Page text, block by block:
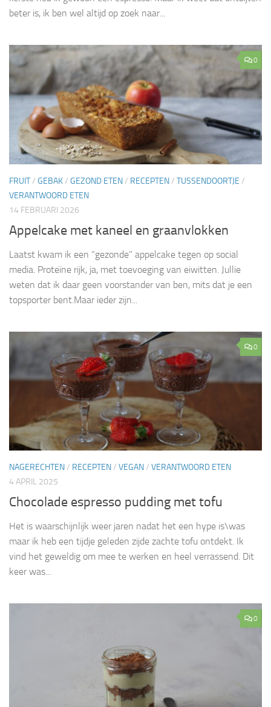
beter is, ik ben wel altijd op zoek naar...
0
FRUIT/ GEBAK/ GEZOND ETEN/ RECEPTEN/ TUSSENDOORTJE /
VERANTWOORD ETEN
14 FEBRUARI 2026
Appelcake met kaneel en graanvlokken
Laatst kwam ik een “gezonde” appelcake tegen op social
media. Proteïne rijk, ja, met toevoeging van eiwitten. Jullie
weten dat ik daar geen voorstander van ben, mits dat je een
topsporter bent.Maar ieder zijn...
0
NAGERECHTEN/ RECEPTEN/ VEGAN/ VERANTWOORD ETEN
4 APRIL 2025
Chocolade espresso pudding met tofu
Het is waarschijnlijk weer jaren nadat het een hype is\was
maar ik heb een tijdje geleden zijde zachte tofu ontdekt. Ik
vind het geweldig om mee te werken en heel verrassend. Dit
keer was...
0